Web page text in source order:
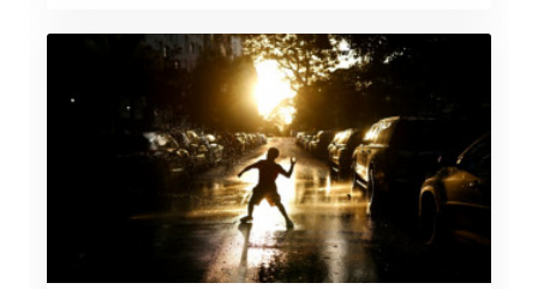
alteração na programação nesta sexta-feira (3).